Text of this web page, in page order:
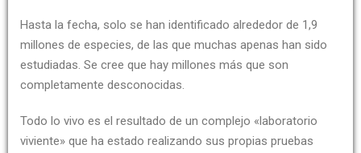
Hasta la fecha, solo se han identificado alrededor de 1,9
millones de especies, de las que muchas apenas han sido
estudiadas. Se cree que hay millones más que son
completamente desconocidas.
Todo lo vivo es el resultado de un complejo «laboratorio
viviente» que ha estado realizando sus propias pruebas